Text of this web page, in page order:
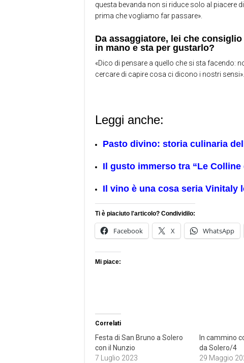
questa bevanda non si riduce solo al piacere
prima che vogliamo far passare».
Da assaggiatore, lei che
in mano e sta per gustarlo?
«Dico di pensare a quello che si sta facendo:
cercare di capire cosa ci dicono i nostri sensi».
Leggi anche:
Pasto divino: storia culinaria
Il gusto immerso tra “Le Colline
Il vino è una cosa seria Vinitaly
Ti è piaciuto l'articolo? Condividilo:
Facebook X WhatsApp
Mi piace:
Correlati
Festa di San Bruno a Solero
con il Nunzio
7 Luglio 2023
In cammino
da Solero/4
29 Maggio